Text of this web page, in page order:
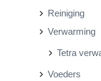
Reiniging
Verwarming
Tetra
Voeders